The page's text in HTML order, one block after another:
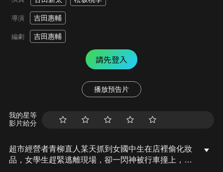
導演 吉田惠輔
編劇 吉田惠輔
請先登入
播放預告片
我的星等
影片給分
超市經營者青柳直人某天抓到女國中生在店裡偷化妝
品，女學生趕緊逃離現場，卻一閃神被行車撞上，當